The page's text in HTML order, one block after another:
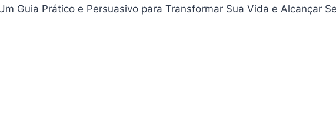
Guia Prático e Persuasivo para Transformar Sua Vida e Alcançar